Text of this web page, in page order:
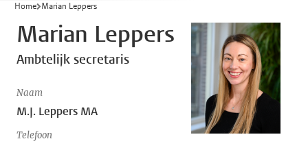
Home Marian Leppers
Marian Leppers
Ambtelijk secretaris
Naam
M.J. Leppers MA
Telefoon